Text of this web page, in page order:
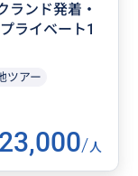
ランド発着・
ライベート1
ツアー
23,000/人